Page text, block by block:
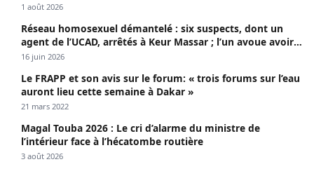
1 août 2026
Réseau homosexuel démantelé : six suspects, dont un
agent de l’UCAD, arrêtés à Keur Massar ; l’un avoue avoir
propagé le VIH depuis 2018
16 juin 2026
Le FRAPP et son avis sur le forum: « trois forums sur l’eau
auront lieu cette semaine à Dakar »
21 mars 2022
Magal Touba 2026 : Le cri d’alarme du ministre de
l’intérieur face à l’hécatombe routière
3 août 2026